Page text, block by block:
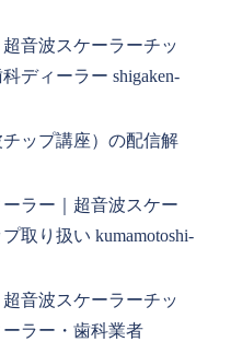
音波スケーラーチッ
ディーラー shigaken-
ップ講座）の配信解
ラー｜超音波スケー
取り扱い kumamotoshi-
音波スケーラーチッ
ラー・歯科業者